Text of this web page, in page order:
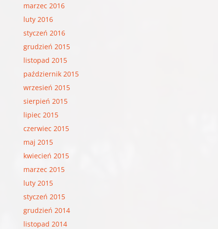
marzec 2016
luty 2016
styczeń 2016
grudzień 2015
listopad 2015
październik 2015
wrzesień 2015
sierpień 2015
lipiec 2015
czerwiec 2015
maj 2015
kwiecień 2015
marzec 2015
luty 2015
styczeń 2015
grudzień 2014
listopad 2014